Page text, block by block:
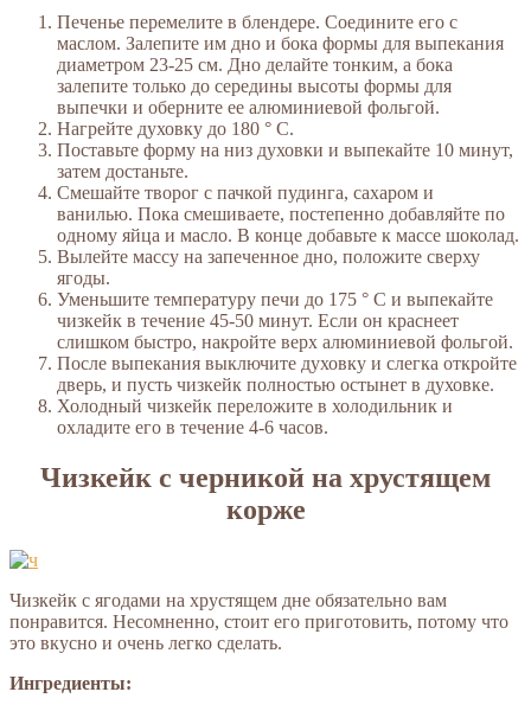
Печенье перемелите в блендере. Соедините его с
маслом. Залепите им дно и бока формы для выпекания
диаметром 23-25 ​​см. Дно делайте тонким, а бока
залепите только до середины высоты формы для
выпечки и оберните ее алюминиевой фольгой.
Нагрейте духовку до 180 ° C.
Поставьте форму на низ духовки и выпекайте 10 минут,
затем достаньте.
Смешайте творог с пачкой пудинга, сахаром и
ванилью. Пока смешиваете, постепенно добавляйте по
одному яйца и масло. В конце добавьте к массе шоколад.
Вылейте массу на запеченное дно, положите сверху
ягоды.
Уменьшите температуру печи до 175 ° C и выпекайте
чизкейк в течение 45-50 минут. Если он краснеет
слишком быстро, накройте верх алюминиевой фольгой.
После выпекания выключите духовку и слегка откройте
дверь, и пусть чизкейк полностью остынет в духовке.
Холодный чизкейк переложите в холодильник и
охладите его в течение 4-6 часов.
Чизкейк с черникой на хрустящем
корже
Чизкейк с ягодами на хрустящем дне обязательно вам
понравится. Несомненно, стоит его приготовить, потому что
это вкусно и очень легко сделать.
Ингредиенты: